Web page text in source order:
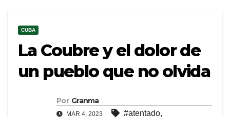
CUBA
La Coubre y el dolor de
un pueblo que no olvida
Por Granma
MAR 4, 2023 #atentado,